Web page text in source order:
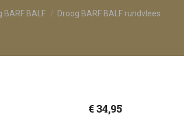
BARF BALF Droog BARF BALF rundvlees
€34,95